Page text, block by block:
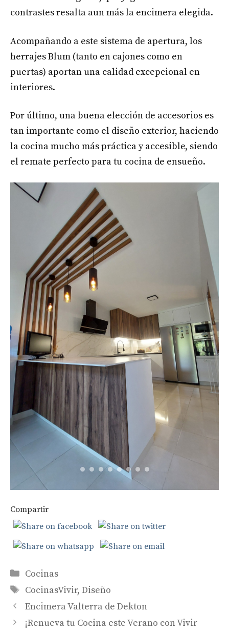
contrastes resalta aun más la encimera elegida.
Acompañando a este sistema de apertura, los
herrajes Blum (tanto en cajones como en
puertas) aportan una calidad excepcional en
interiores.
Por último, una buena elección de accesorios es
tan importante como el diseño exterior, haciendo
la cocina mucho más práctica y accesible, siendo
el remate perfecto para tu cocina de ensueño.
Compartir
Categorías
Cocinas
Etiquetas
CocinasVivir, Diseño
Encimera Valterra de Dekton
¡Renueva tu Cocina este Verano con Vivir